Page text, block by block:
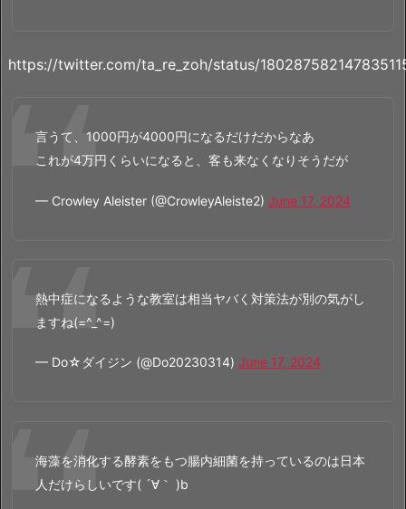
https://twitter.com/ta_re_zoh/status/
言うて、1000円が4000円になるだけだからなあ
これが4万円くらいになると、客も来なくなりそうだが
— Crowley Aleister (@CrowleyAleiste2) June 17, 2024
熱中症になるような教室は相当ヤバく対策法が別の気がし
ますね(=^_^=)
— Do☆ダイジン (@Do20230314) June 17, 2024
海藻を消化する酵素をもつ腸内細菌を持っているのは日本
人だけらしいです( ´∀｀ )b